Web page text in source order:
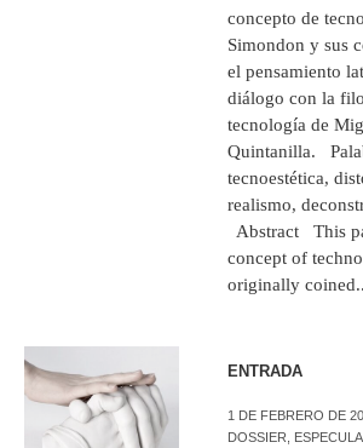
concepto de
Simondon y sus
el pensamiento
diálogo con la
tecnología de
Quintanilla.
tecnoestética,
realismo,
Abstract This
concept of
originally
ENTRADA
1 DE FEBRERO DE
DOSSIER